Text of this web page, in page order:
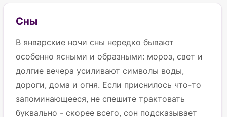
Сны
В январские ночи сны нередко бывают
особенно ясными и образными: мороз, свет и
долгие вечера усиливают символы воды,
дороги, дома и огня. Если приснилось что-то
запоминающееся, не спешите трактовать
буквально - скорее всего, сон подсказывает